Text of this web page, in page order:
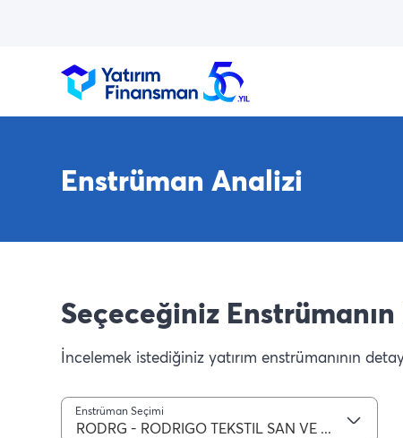
Enstrüman Analizi
Seçeceğiniz
İncelemek istediğiniz yatırım enstrümanının
Enstrüman Seçimi
RODRG - RODRIGO TEKSTIL SAN VE TIC AS